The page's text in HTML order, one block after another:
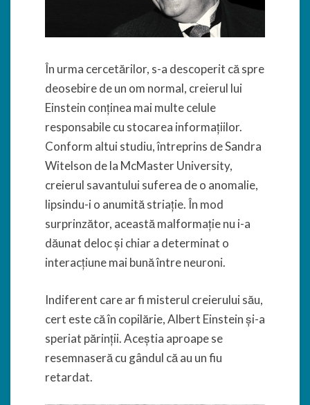
În urma cercetărilor, s-a descoperit că spre
deosebire de un om normal, creierul lui
Einstein conținea mai multe celule
responsabile cu stocarea informațiilor.
Conform altui studiu, întreprins de Sandra
Witelson de la McMaster University,
creierul savantului suferea de o anomalie,
lipsindu-i o anumită striație. În mod
surprinzător, această malformație nu i-a
dăunat deloc și chiar a determinat o
interacțiune mai bună între neuroni.
Indiferent care ar fi misterul creierului său,
cert este că în copilărie, Albert Einstein și-a
speriat părinții. Aceștia aproape se
resemnaseră cu gândul că au un fiu
retardat.